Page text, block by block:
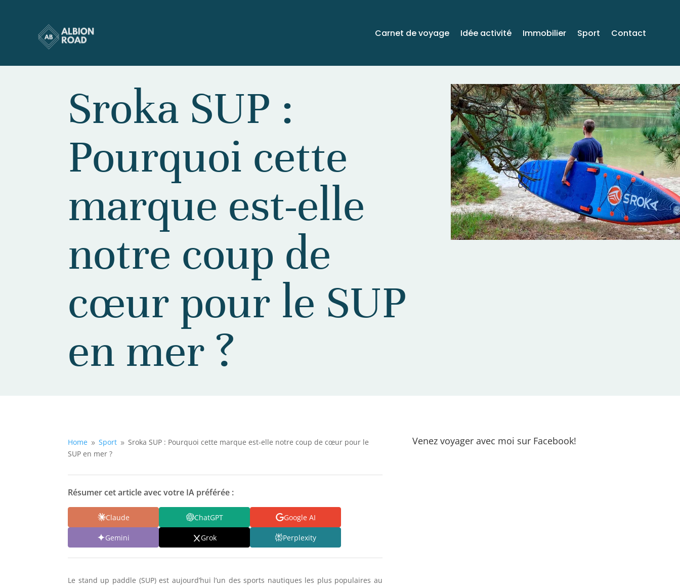
Carnet de voyage Idée activité Immobilier Sport Contact
Sroka SUP :
Pourquoi cette
marque est-elle
notre coup de
cœur pour le SUP
en mer ?
Home 9 Sport 9 Sroka SUP : Pourquoi cette marque est-elle notre coup de cœur pour le
SUP en mer ?
Résumer cet article avec votre IA préférée :
Claude ChatGPT Google AI
Gemini Grok Perplexity
Le stand up paddle (SUP) est aujourd’hui l’un des sports nautiques les plus populaires au
Venez voyager avec moi sur Facebook!